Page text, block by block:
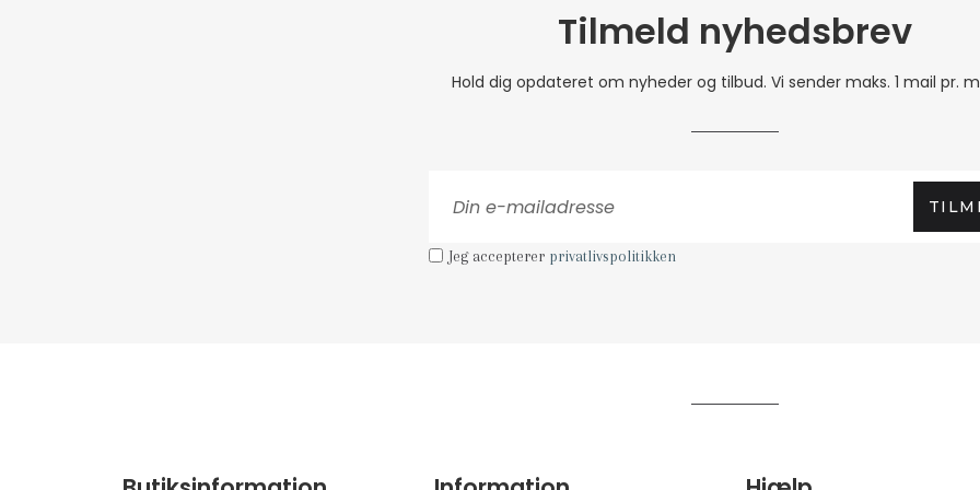
Tilmeld nyhedsbrev
Hold dig opdateret om nyheder og tilbud. Vi sender maks. 1 mail pr.
Jeg accepterer privatlivspolitikken